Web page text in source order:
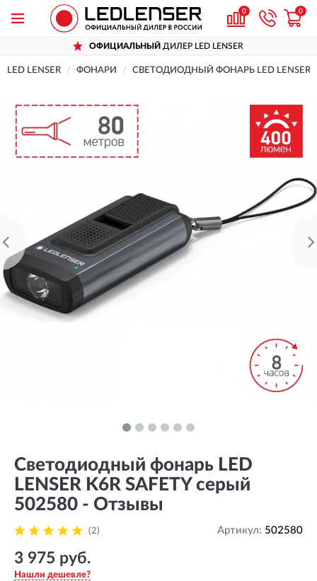
0 0
ОФИЦИАЛЬНЫЙДИЛЕР LED LENSER
LED LENSER ФОНАРИ СВЕТОДИОДНЫЙ ФОНАРЬ LED LENSER
Светодиодный фонарь LED
LENSER K6R SAFETY серый
502580 - Отзывы
(2) Артикул: 502580
3 975 руб.
Нашли дешевле?